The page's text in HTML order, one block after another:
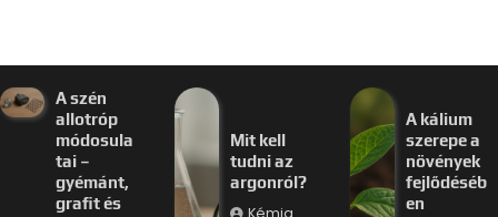
A szén
allotróp
módosula
tai –
gyémánt,
grafit és
Mit kell
tudni az
argonról?
Kémia
A kálium
szerepe a
növények
fejlődéséb
en